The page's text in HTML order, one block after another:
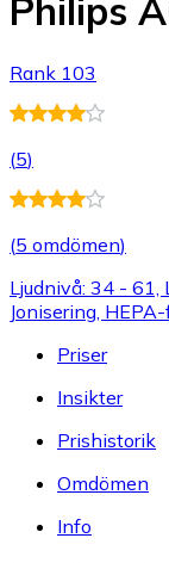
Philips
Rank 103
(5)
(5 omdömen)
Ljudnivå: 34 - 61,
Jonisering,
Priser
Insikter
Prishistorik
Omdömen
Info